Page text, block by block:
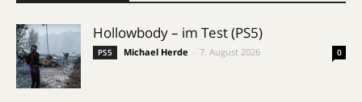
Hollowbody – im Test (PS5)
PS5 Michael Herde 7. August 2026 0